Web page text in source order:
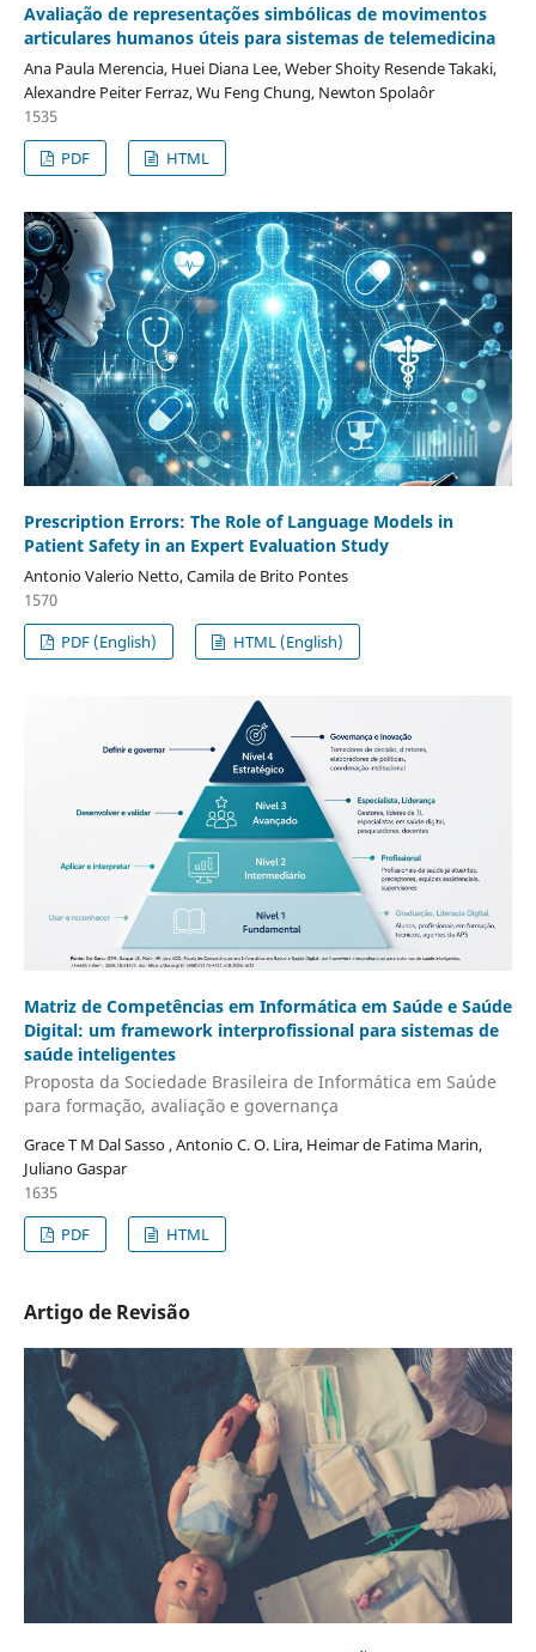
Avaliação de representações simbólicas de movimentos
articulares humanos úteis para sistemas de telemedicina
Ana Paula Merencia, Huei Diana Lee, Weber Shoity Resende Takaki,
Alexandre Peiter Ferraz, Wu Feng Chung, Newton Spolaôr
1535
PDF
HTML
Prescription Errors: The Role of Language Models in
Patient Safety in an Expert Evaluation Study
Antonio Valerio Netto, Camila de Brito Pontes
1570
PDF (English)
HTML (English)
Matriz de Competências em Informática em Saúde e Saúde
Digital: um framework interprofissional para sistemas de
saúde inteligentes
Proposta da Sociedade Brasileira de Informática em Saúde
para formação, avaliação e governança
Grace T M Dal Sasso , Antonio C. O. Lira, Heimar de Fatima Marin,
Juliano Gaspar
1635
PDF
HTML
Artigo de Revisão